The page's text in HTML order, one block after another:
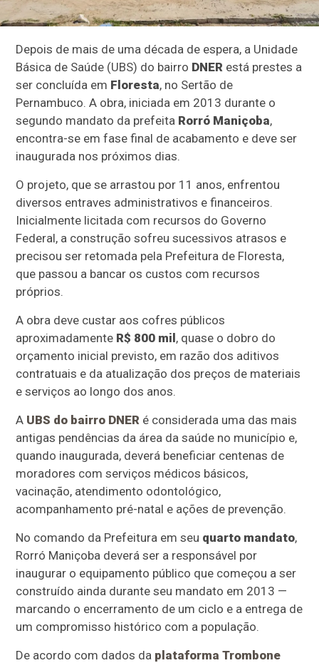
Depois de mais de uma década de espera, a Unidade
Básica de Saúde (UBS) do bairro DNER está prestes a
ser concluída em Floresta, no Sertão de
Pernambuco. A obra, iniciada em 2013 durante o
segundo mandato da prefeita Rorró Maniçoba,
encontra-se em fase final de acabamento e deve ser
inaugurada nos próximos dias.
O projeto, que se arrastou por 11 anos, enfrentou
diversos entraves administrativos e financeiros.
Inicialmente licitada com recursos do Governo
Federal, a construção sofreu sucessivos atrasos e
precisou ser retomada pela Prefeitura de Floresta,
que passou a bancar os custos com recursos
próprios.
A obra deve custar aos cofres públicos
aproximadamente R$ 800 mil, quase o dobro do
orçamento inicial previsto, em razão dos aditivos
contratuais e da atualização dos preços de materiais
e serviços ao longo dos anos.
A UBS do bairro DNER é considerada uma das mais
antigas pendências da área da saúde no município e,
quando inaugurada, deverá beneficiar centenas de
moradores com serviços médicos básicos,
vacinação, atendimento odontológico,
acompanhamento pré-natal e ações de prevenção.
No comando da Prefeitura em seu quarto mandato,
Rorró Maniçoba deverá ser a responsável por
inaugurar o equipamento público que começou a ser
construído ainda durante seu mandato em 2013 —
marcando o encerramento de um ciclo e a entrega de
um compromisso histórico com a população.
De acordo com dados da plataforma Trombone